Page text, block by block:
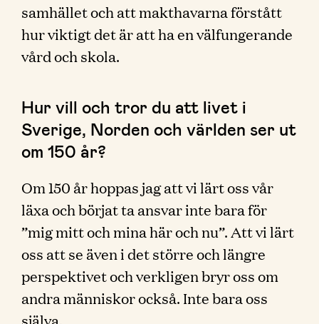
samhället och att makthavarna förstått
hur viktigt det är att ha en välfungerande
vård och skola.
Hur vill och tror du att livet i
Sverige, Norden och världen ser ut
om 150 år?
Om 150 år hoppas jag att vi lärt oss vår
läxa och börjat ta ansvar inte bara för
”mig mitt och mina här och nu”. Att vi lärt
oss att se även i det större och längre
perspektivet och verkligen bryr oss om
andra människor också. Inte bara oss
själva.